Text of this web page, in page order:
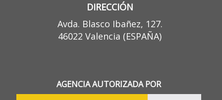
DIRECCIÓN
Avda. Blasco Ibañez, 127.
46022 Valencia (ESPAÑA)
AGENCIA AUTORIZADA POR